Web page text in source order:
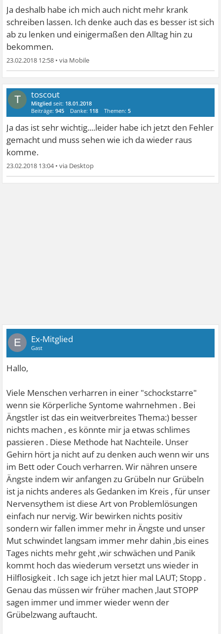
Ja deshalb habe ich mich auch nicht mehr krank
schreiben lassen. Ich denke auch das es besser ist sich
ab zu lenken und einigermaßen den Alltag hin zu
bekommen.
23.02.2018 12:58 •
T toscout
Mitglied seit: 18.01.2018
Beiträge:945 Danke: 118 Themen:5
Ja das ist sehr wichtig....leider habe ich jetzt den Fehler
gemacht und muss sehen wie ich da wieder raus
komme.
23.02.2018 13:04•
E Ex-Mitglied
Gast
Hallo,
Viele Menschen verharren in einer "schockstarre"
wenn sie Körperliche Syntome wahrnehmen . Bei
Ängstler ist das ein weitverbreites Thema:) besser
nichts machen , es könnte mir ja etwas schlimes
passieren . Diese Methode hat Nachteile. Unser
Gehirn hört ja nicht auf zu denken auch wenn wir uns
im Bett oder Couch verharren. Wir nähren unsere
Ängste indem wir anfangen zu Grübeln nur Grübeln
ist ja nichts anderes als Gedanken im Kreis , für unser
Nervensythem ist diese Art von Problemlösungen
einfach nur nervig. Wir bewirken nichts positiv
sondern wir fallen immer mehr in Ängste und unser
Mut schwindet langsam immer mehr dahin ,bis eines
Tages nichts mehr geht ,wir schwächen und Panik
kommt hoch das wiederum versetzt uns wieder in
Hilflosigkeit . Ich sage ich jetzt hier mal LAUT; Stopp .
Genau das müssen wir früher machen ,laut STOPP
sagen immer und immer wieder wenn der
Grübelzwang auftaucht.